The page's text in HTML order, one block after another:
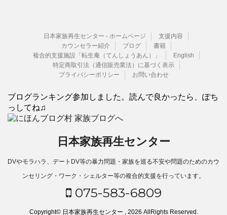
日本家族再生センター - ホームページ
支援内容
カウンセラー紹介
ブログ
書籍
複合的支援施設「転生庵（てんしょうあん）」
English
特定商取引法（通信販売業法）に基づく表示
プライバシーポリシー
お問い合わせ
ブログランキング参加しました。読んで良かったら、ぽち
っしてね♫
日本家族再生センター
DVやモラハラ、デートDV等の暴力問題・家族を巡る不安や問題のためのカウ
ンセリング・ワーク・シェルター等の複合的支援を行っています。
075-583-6809
Copyright© 日本家族再生センター , 2026 AllRights Reserved.